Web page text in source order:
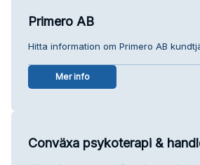
Primero AB
Hitta information om Primero AB
Mer info
Conväxa psykoterapi &